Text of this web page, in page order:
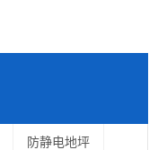
防静电地坪